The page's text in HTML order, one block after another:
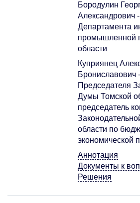
Бородулин
Александрович
Департамента
промышленной
области
Куприянец
Брониславович
Председателя
Думы Томской
председатель
области по
экономической
Аннотация
Документы к
Решения